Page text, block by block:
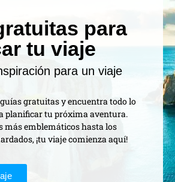
para
tu viaje
para un viaje
gratuitas y encuentra todo lo
planificar tu próxima aventura.
más emblemáticos hasta los
¡tu viaje comienza aquí!